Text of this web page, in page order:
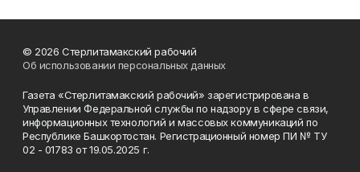
© 2026 Стерлитамакский рабочий
Об использовании персональных данных
Газета «Стерлитамакский рабочий» зарегистрирована в
Управлении Федеральной службы по надзору в сфере связи,
информационных технологий и массовых коммуникаций по
Республике Башкортостан. Регистрационный номер ПИ № ТУ
02 - 01783 от 19.05.2025 г.